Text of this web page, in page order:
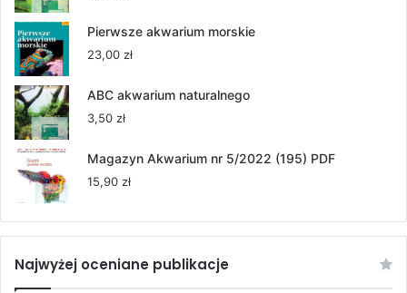
Pierwsze akwarium morskie
23,00 zł
ABC akwarium naturalnego
3,50 zł
Magazyn Akwarium nr 5/2022 (195) PDF
15,90 zł
Najwyżej oceniane publikacje